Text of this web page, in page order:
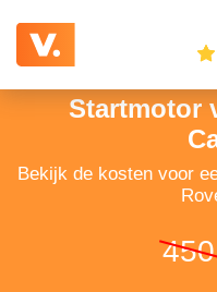
Startmotor
Bekijk de kosten voor